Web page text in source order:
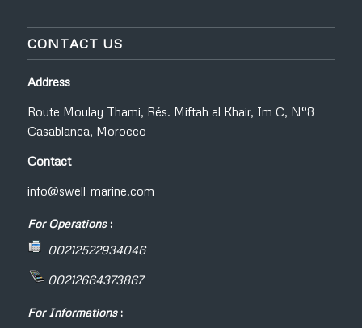
CONTACT US
Address
Route Moulay Thami, Rés. Miftah al Khair, Im C, N°8
Casablanca, Morocco
Contact
info@swell-marine.com
For Operations:
00212522934046
00212664373867
For Informations: